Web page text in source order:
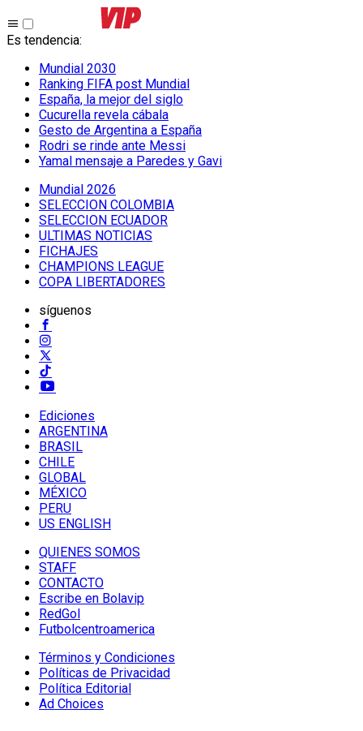
Es tendencia:
Mundial 2030
Ranking FIFA post Mundial
España, la mejor del siglo
Cucurella revela cábala
Gesto de Argentina a España
Rodri se rinde ante Messi
Yamal mensaje a Paredes y Gavi
Mundial 2026
SELECCION COLOMBIA
SELECCION ECUADOR
ULTIMAS NOTICIAS
FICHAJES
CHAMPIONS LEAGUE
COPA LIBERTADORES
síguenos
Ediciones
ARGENTINA
BRASIL
CHILE
GLOBAL
MÉXICO
PERU
US ENGLISH
QUIENES SOMOS
STAFF
CONTACTO
Escribe en Bolavip
RedGol
Futbolcentroamerica
Términos y Condiciones
Políticas de Privacidad
Política Editorial
Ad Choices